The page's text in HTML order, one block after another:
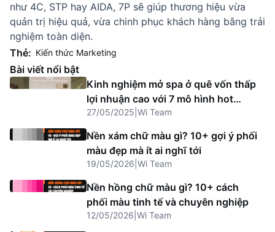
như 4C, STP hay AIDA, 7P sẽ giúp thương hiệu vừa
quản trị hiệu quả, vừa chinh phục khách hàng bằng trải
nghiệm toàn diện.
Thẻ: Kiến thức Marketing
Bài viết nổi bật
Kinh nghiệm mở spa ở quê vốn thấp
lợi nhuận cao với 7 mô hình hot
2025
27/05/2025 Wi Team
Nền xám chữ màu gì? 10+ gợi ý phối
màu đẹp mà ít ai nghĩ tới
19/05/2026 Wi Team
Nền hồng chữ màu gì? 10+ cách
phối màu tinh tế và chuyên nghiệp
12/05/2026 Wi Team